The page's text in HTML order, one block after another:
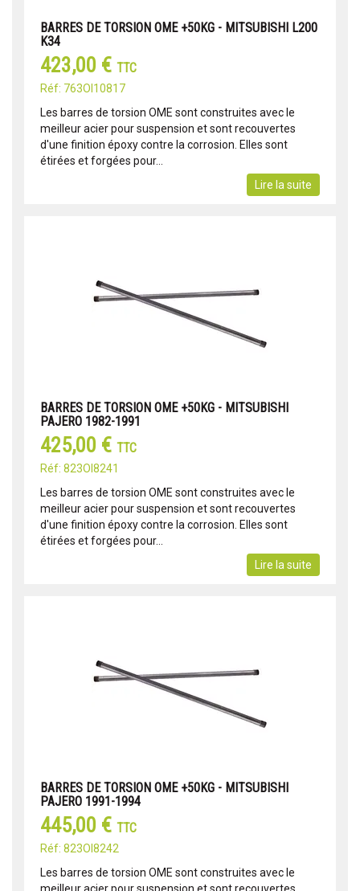
BARRES DE TORSION OME +50KG - MITSUBISHI L200
K34
423,00 € TTC
Réf: 763OI10817
Les barres de torsion OME sont construites avec le
meilleur acier pour suspension et sont recouvertes
d'une finition époxy contre la corrosion. Elles sont
étirées et forgées pour...
Lire la suite
BARRES DE TORSION OME +50KG - MITSUBISHI
PAJERO 1982-1991
425,00 € TTC
Réf: 823OI8241
Les barres de torsion OME sont construites avec le
meilleur acier pour suspension et sont recouvertes
d'une finition époxy contre la corrosion. Elles sont
étirées et forgées pour...
Lire la suite
BARRES DE TORSION OME +50KG - MITSUBISHI
PAJERO 1991-1994
445,00 € TTC
Réf: 823OI8242
Les barres de torsion OME sont construites avec le